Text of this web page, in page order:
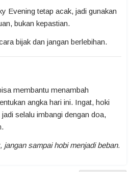
Evening tetap acak, jadi gunakan
bukan kepastian.
bijak dan jangan berlebihan.
membantu menambah
angka hari ini. Ingat, hoki
selalu imbangi dengan doa,
jangan sampai hobi menjadi beban.